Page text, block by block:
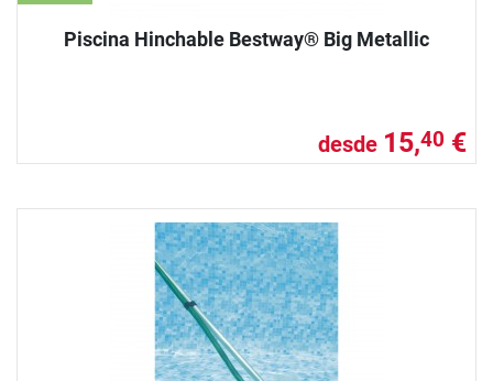
Piscina Hinchable Bestway® Big Metallic
desde 15,40 €